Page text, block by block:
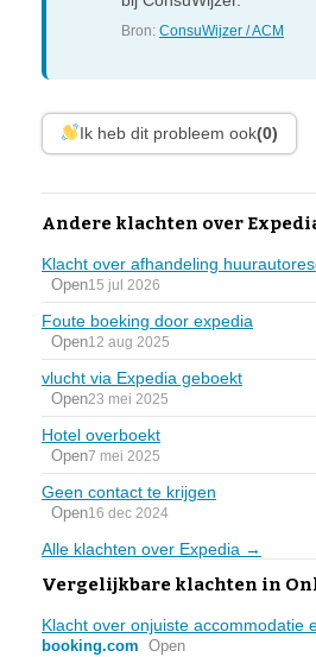
Bron:ConsuWijzer / ACM
Ik heb dit probleem ook(0)
Andere klachten over
Klacht over afhandeling
Open15 jul 2026
Foute boeking door expedia
Open12 aug 2025
vlucht via Expedia geboekt
Open23 mei 2025
Hotel overboekt
Open7 mei 2025
Geen contact te krijgen
Open16 dec 2024
Alle klachten over Expedia →
Vergelijkbare klachten in
Klacht over onjuiste accommodatie
booking.com Open